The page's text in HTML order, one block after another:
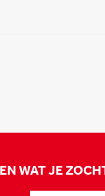
WAT JE